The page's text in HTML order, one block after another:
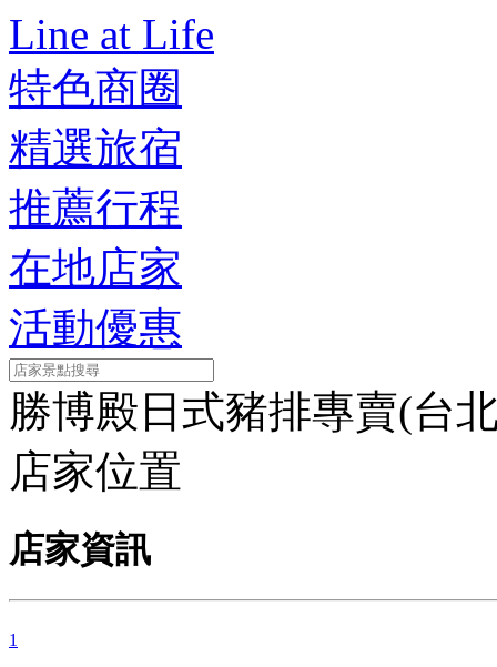
Line at Life
特色商圈
精選旅宿
推薦行程
在地店家
活動優惠
勝博殿日式豬排專賣(台
店家位置
店家資訊
1